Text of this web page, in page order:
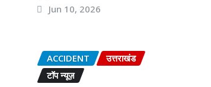
Jun 10, 2026
ACCIDENT
उत्तराखंड
टॉप न्यूज़